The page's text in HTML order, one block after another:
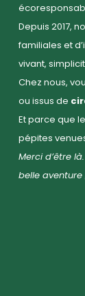
Depuis 2017,
familiales et
vivant,
Chez nous,
ou issus de
Et parce que
pépites
Merci d’être
belle